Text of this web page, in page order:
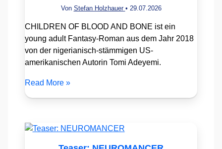
Von Stefan Holzhauer • 29.07.2026
CHILDREN OF BLOOD AND BONE ist ein
young adult Fantasy-Roman aus dem Jahr 2018
von der nigerianisch-stämmigen US-
amerikanischen Autorin Tomi Adeyemi.
Read More »